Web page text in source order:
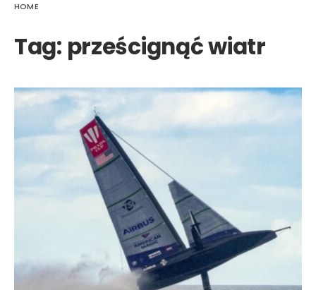
HOME
Tag: prześcignąć wiatr